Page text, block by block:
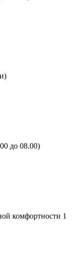
до 08.00)
комфортности 1